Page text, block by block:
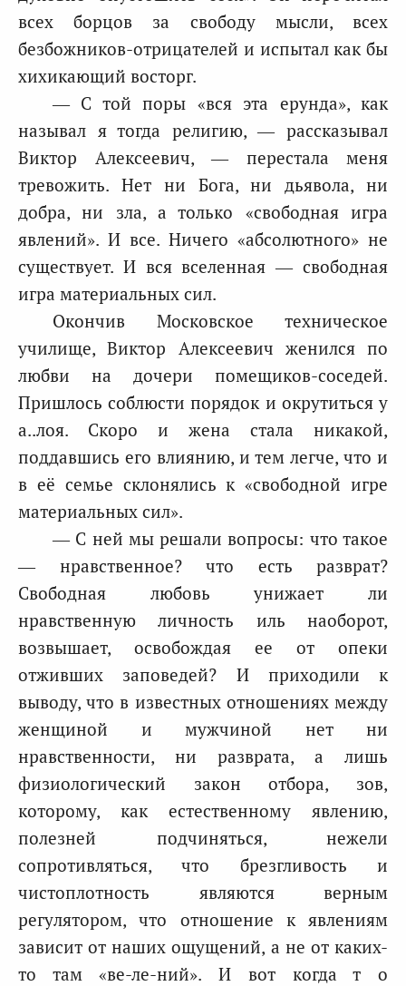
всех борцов за свободу мысли, всех
безбожников-отрицателей и испытал как бы
хихикающий восторг.
— С той поры «вся эта ерунда», как
называл я тогда религию, — рассказывал
Виктор Алексеевич, — перестала меня
тревожить. Нет ни Бога, ни дьявола, ни
добра, ни зла, а только «свободная игра
явлений». И все. Ничего «абсолютного» не
существует. И вся вселенная — свободная
игра материальных сил.
Окончив Московское техническое
училище, Виктор Алексеевич женился по
любви на дочери помещиков-соседей.
Пришлось соблюсти порядок и окрутиться у
а..лоя. Скоро и жена стала никакой,
поддавшись его влиянию, и тем легче, что и
в её семье склонялись к «свободной игре
материальных сил».
— С ней мы решали вопросы: что такое
— нравственное? что есть разврат?
Свободная любовь унижает ли
нравственную личность иль наоборот,
возвышает, освобождая ее от опеки
отживших заповедей? И приходили к
выводу, что в известных отношениях между
женщиной и мужчиной нет ни
нравственности, ни разврата, а лишь
физиологический закон отбора, зов,
которому, как естественному явлению,
полезней подчиняться, нежели
сопротивляться, что брезгливость и
чистоплотность являются верным
регулятором, что отношение к явлениям
зависит от наших ощущений, а не от каких-
то там «ве-ле-ний». И вот когда т о